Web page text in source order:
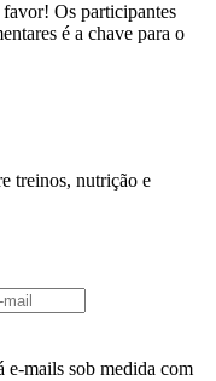
Os participantes
é a chave para o
treinos, nutrição e
e-mails sob medida com